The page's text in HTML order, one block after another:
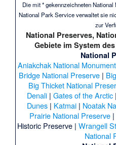
Die mit * gekennzeichneten
National Park Service verwaltet sie
zur
National Preserves,
Gebiete im System des
National
Aniakchak National
Bridge National Preserve|
Big Thicket National
Denali | Gates of the Arctic |
Dunes | Katmai | Noatak
Prairie National Preserve |
Historic Preserve| Wrangell
National